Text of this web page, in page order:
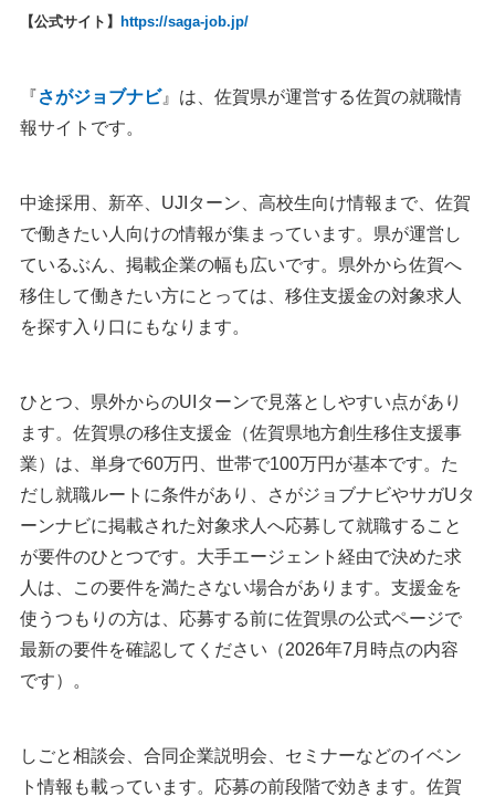
【公式サイト】 https://saga-job.jp/
『さがジョブナビ』は、佐賀県が運営する佐賀の就職情
報サイトです。
中途採用、新卒、UJIターン、高校生向け情報まで、佐賀
で働きたい人向けの情報が集まっています。県が運営し
ているぶん、掲載企業の幅も広いです。県外から佐賀へ
移住して働きたい方にとっては、移住支援金の対象求人
を探す入り口にもなります。
ひとつ、県外からのUIターンで見落としやすい点があり
ます。佐賀県の移住支援金（佐賀県地方創生移住支援事
業）は、単身で60万円、世帯で100万円が基本です。た
だし就職ルートに条件があり、さがジョブナビやサガUタ
ーンナビに掲載された対象求人へ応募して就職すること
が要件のひとつです。大手エージェント経由で決めた求
人は、この要件を満たさない場合があります。支援金を
使うつもりの方は、応募する前に佐賀県の公式ページで
最新の要件を確認してください（2026年7月時点の内容
です）。
しごと相談会、合同企業説明会、セミナーなどのイベン
ト情報も載っています。応募の前段階で効きます。佐賀